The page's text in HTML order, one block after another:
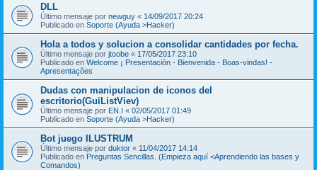
DLL
Último mensaje por newguy « 14/09/2017 20:24
Publicado en Soporte (Ayuda >Hacker)
Hola a todos y solucion a consolidar cantidades por fecha.
Último mensaje por jtoobe « 17/05/2017 23:10
Publicado en Welcome ¡ Presentación - Bienvenida - Boas-vindas! -
Apresentações
Dudas con manipulacion de iconos del
escritorio(GuiListViev)
Último mensaje por EN.I « 02/05/2017 01:49
Publicado en Soporte (Ayuda >Hacker)
Bot juego ILUSTRUM
Último mensaje por duktor « 11/04/2017 14:14
Publicado en Preguntas Sencillas. (Empieza aquí <Aprendiendo las bases y
Comandos)